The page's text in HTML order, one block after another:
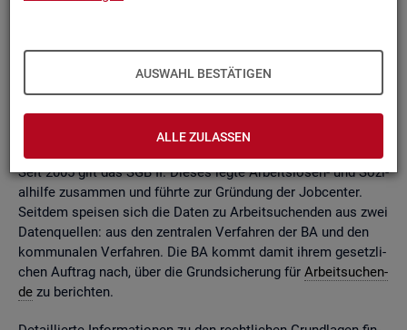
AUSWAHL BESTÄTIGEN
ALLE ZULASSEN
Grund­la­ge kön­nen Be­stän­de, Zu- und Ab­gän­ge,Dau­ern, Leis­
tungs­hö­hen und viele an­de­re sta­tis­ti­sche Mess­grö­ßen er­mit­
telt wer­den. Die Werte lie­gen re­gio­nal tief ge­glie­dert und
nach viel­fäl­ti­gen so­zio­de­mo­gra­fi­schen und er­werbs­bio­gra­fi­
Seit 2005 gilt das SGB II. Die­ses legte Ar­beits­lo­sen- und So­zi­
al­hil­fe zu­sam­men und führ­te zur Grün­dung der Job­cen­ter.
Seit­dem spei­sen sich die Daten zu Ar­beit­su­chen­den aus zwei
Da­ten­quel­len: aus den zen­tra­len Ver­fah­ren der BA und den
kom­mu­na­len Ver­fah­ren. Die BA kommt damit ihrem ge­setz­li­
chen Auf­trag nach, über die Grund­si­che­rung für Ar­beit­su­chen­
de zu be­rich­ten.